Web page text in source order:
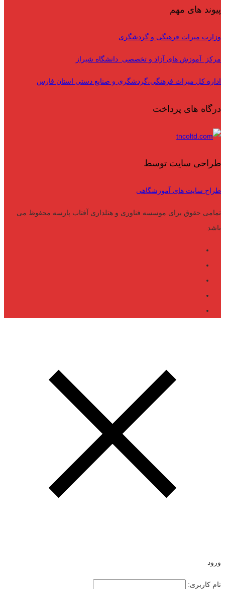
پیوند های مهم
وزارت میراث فرهنگی و گردشگری
مرکز آموزش های آزاد و تخصصی دانشگاه شیراز
اداره کل میراث فرهنگی،گردشگری و صنایع دستی استان فارس
درگاه های پرداخت
طراحی سایت توسط
طراح سایت های آموزشگاهی
تمامی حقوق برای موسسه فناوری و هتلداری آفتاب پارسه محفوظ می
باشد.
ورود
نام کاربری: